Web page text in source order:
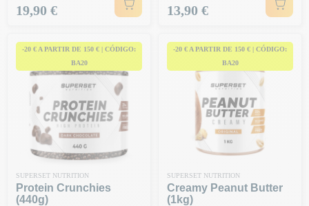
Precio
19,90 € Precio
13,90 €
-20 € A PARTIR DE 150 € | CÓDIGO:
BA20
SUPERSET NUTRITION
Protein Crunchies
(440g)
-20 € A PARTIR DE 150 € | CÓDIGO:
BA20
SUPERSET NUTRITION
Creamy Peanut Butter
(1kg)